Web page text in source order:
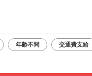
年齢不問 交通費支給